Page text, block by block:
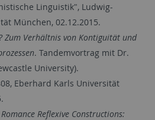
Linguistik", Ludwig-
München, 02.12.2015.
Zum Verhältnis von Kontiguität und
. Tandemvortrag mit Dr.
University).
Eberhard Karls Universität
Reflexive Constructions: